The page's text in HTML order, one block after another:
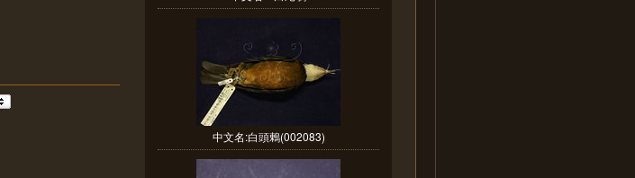
中文名:白頭鶇(002083)